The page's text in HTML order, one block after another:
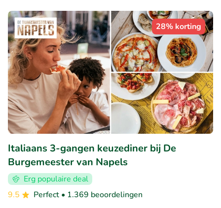
28% korting
Italiaans 3-gangen keuzediner bij De
Burgemeester van Napels
Erg populaire deal
9.5
Perfect • 1.369 beoordelingen